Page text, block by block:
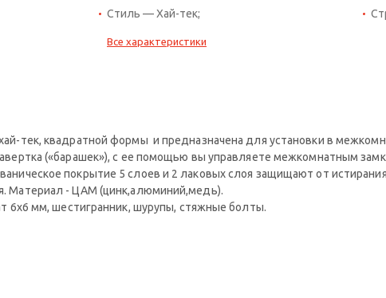
Стиль — Хай-тек;
Все характеристики
тек, квадратной формы и предназначена для установки в
(«барашек»), с ее помощью вы управляете межкомнатным
покрытие 5 слоев и 2 лаковых слоя защищают от
Материал - ЦАМ (цинк,алюминий,медь).
6x6 мм, шестигранник, шурупы, стяжные болты.